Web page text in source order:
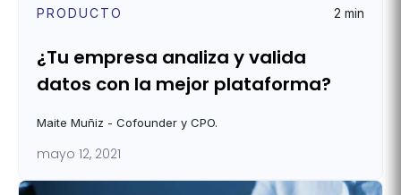
PRODUCTO 2 min
¿Tu empresa analiza y valida
datos con la mejor plataforma?
Maite Muñiz - Cofounder y CPO.
mayo 12, 2021